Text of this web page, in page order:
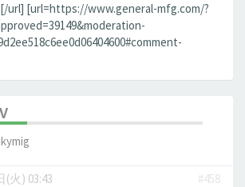
url] [url=https://www.general-mfg.com/?
(火) 03:43
#458